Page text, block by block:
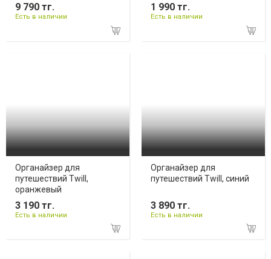
9 790 тг.
Есть в наличии
1 990 тг.
Есть в наличии
Органайзер для
путешествий Twill,
оранжевый
3 190 тг.
Есть в наличии
Органайзер для
путешествий Twill, синий
3 890 тг.
Есть в наличии